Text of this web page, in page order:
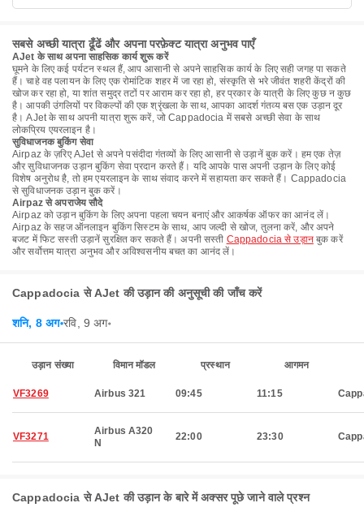
सबसे अच्छी यात्रा ढूँढें और अपना परफ़ेक्ट यात्रा अनुभव पाएँ
AJet के साथ अपना साहसिक कार्य शुरू करें
घूमने के लिए कई पर्यटन स्थल हैं, आप आसानी से अपने साहसिक कार्य के लिए सही जगह पा सकते
हैं। चाहे वह पलायन के लिए एक रोमांटिक शहर में जा रहा हो, संस्कृति से भरे जीवंत शहरी केंद्रों की
खोज कर रहा हो, या शांत समुद्र तटों पर आराम कर रहा हो, हर प्रकार के यात्री के लिए कुछ न कुछ
है। आपकी उंगलियों पर विकल्पों की एक श्रृंखला के साथ, आपका आदर्श गंतव्य बस एक उड़ान दूर
है। AJet के साथ अपनी यात्रा शुरू करें, जो Cappadocia में सबसे अच्छी सेवा के साथ
लोकप्रिय एयरलाइन है।
सुविधाजनक बुकिंग सेवा
Airpaz के ज़रिए AJet से अपने पसंदीदा गंतव्यों के लिए आसानी से उड़ानें बुक करें। हम एक तेज़
और सुविधाजनक उड़ान बुकिंग सेवा प्रदान करते हैं। यदि आपके पास अपनी उड़ान के लिए कोई
विशेष अनुरोध है, तो हम एयरलाइन के साथ संवाद करने में सहायता कर सकते हैं। Cappadocia
से सुविधाजनक उड़ान बुक करें।
Airpaz से अपराजेय सौदे
Airpaz को उड़ान बुकिंग के लिए अपना पहला चयन बनाएं और आकर्षक ऑफर का आनंद लें।
Airpaz के सहज ऑनलाइन बुकिंग सिस्टम के साथ, आप जल्दी से खोज, तुलना करें, और अपने
बजट में फिट सस्ती उड़ानें सुरक्षित कर सकते हैं। अपनी सस्ती Cappadocia से उड़ानबुक करें
और सर्वोत्तम यात्रा अनुभव और अविश्वसनीय बचत का आनंद लें।
Cappadocia से AJet की उड़ान की अनुसूची की जाँच करें
शनि, 8 अग॰रवि, 9 अग॰
उड़ान संख्या विमान मॉडल प्रस्थान आगमन
VF3269 Airbus 321 09:45 11:15
VF3271
Airbus A320
N
22:00 23:30
Cappadocia से AJet की उड़ान के बारे में अक्सर पूछे जाने वाले प्रश्न